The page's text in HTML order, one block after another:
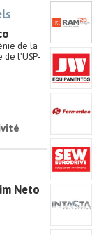
de la
de l'USP-
Neto